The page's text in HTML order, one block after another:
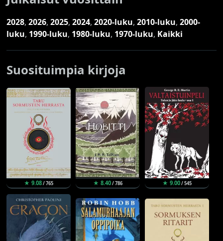
2028,2026,2025,2024,2020-luku,2010-luku,2000-
luku, 1990-luku, 1980-luku, 1970-luku, Kaikki
Suosituimpia kirjoja
★ 9.08/ 765 ★ 8.40/ 786 ★ 9.00/ 545